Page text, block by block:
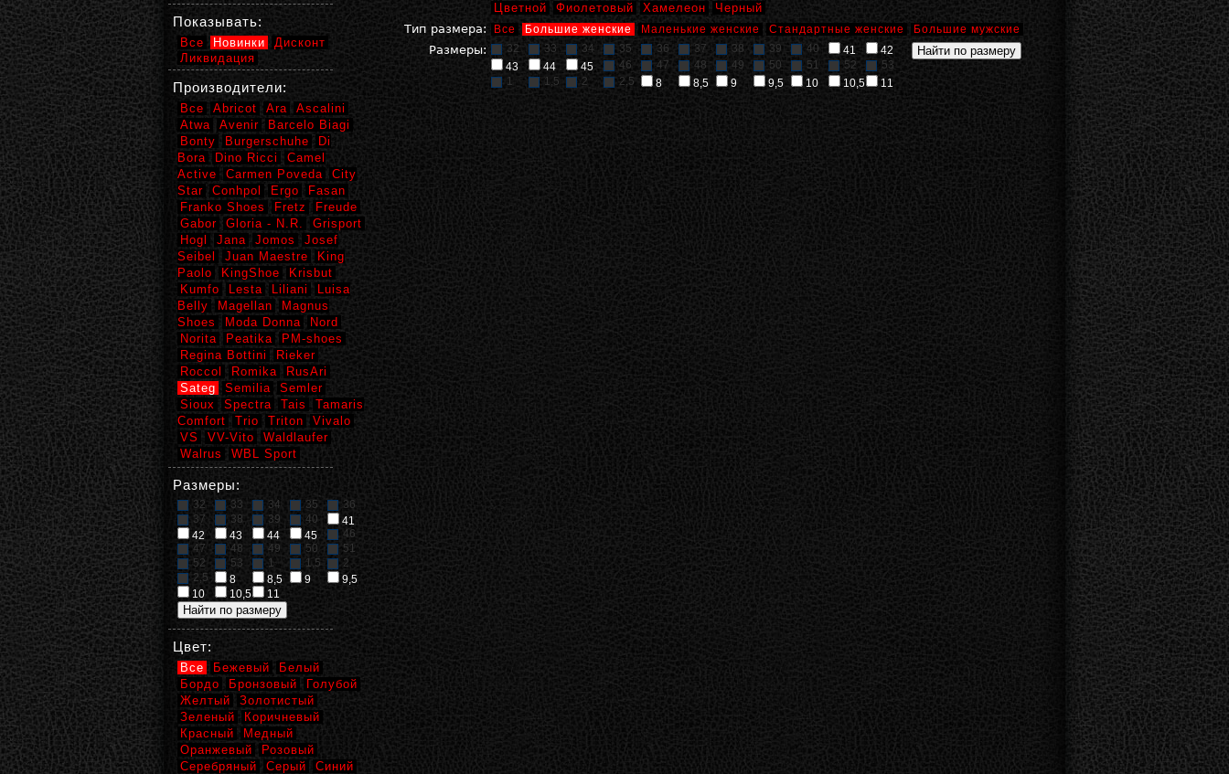
Цветной
Фиолетовый Хамелеон
Черный
Тип размера:
Все Большие женские Маленькие женские Стандартные женские Большие мужские
Размеры: 32 33 34 35 36 37 38 39 40 41
42
43
44 45 46 47 48 49 50 51 52
53
1
1,5 2 2,5 8 8,5 9 9,5 10 10,5 11
Показывать:
Все Новинки
Дисконт
Ликвидация
Производители:
Все Abricot Ara
Ascalini
Atwa
Avenir
Barcelo Biagi
Bonty
Burgerschuhe
Di
Bora
Dino Ricci
Camel
Active
Carmen Poveda
City
Star
Conhpol Ergo
Fasan
Franko Shoes
Fretz
Freude
Gabor
Gloria - N.R.
Grisport
Hogl
Jana Jomos
Josef
Seibel
Juan Maestre
King
Paolo
KingShoe
Krisbut
Kumfo
Lesta Liliani
Luisa
Belly
Magellan
Magnus
Shoes
Moda Donna
Nord
Norita
Peatika
PM-shoes
Regina Bottini
Rieker
Roccol
Romika
RusAri
Sateg
Semilia
Semler
Sioux
Spectra Tais
Tamaris
Comfort
Trio Triton
Vivalo
VS
VV-Vito
Waldlaufer
Walrus
WBL Sport
Размеры:
32 33 34 35
36
37
38 39 40
41
42
43 44 45
46
47
48 49 50
51
52
53 1 1,5
2
2,5
8 8,5 9
9,5
10
10,5 11
Цвет:
Все Бежевый
Белый
Бордо
Бронзовый
Голубой
Желтый
Золотистый
Зеленый
Коричневый
Красный
Медный
Оранжевый
Розовый
Серебряный
Серый
Синий